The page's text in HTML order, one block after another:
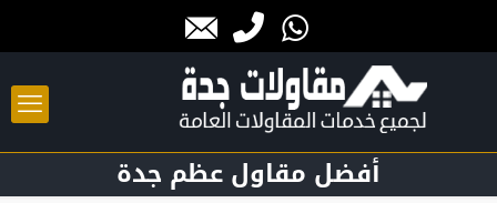
أفضل مقاول عظم جدة